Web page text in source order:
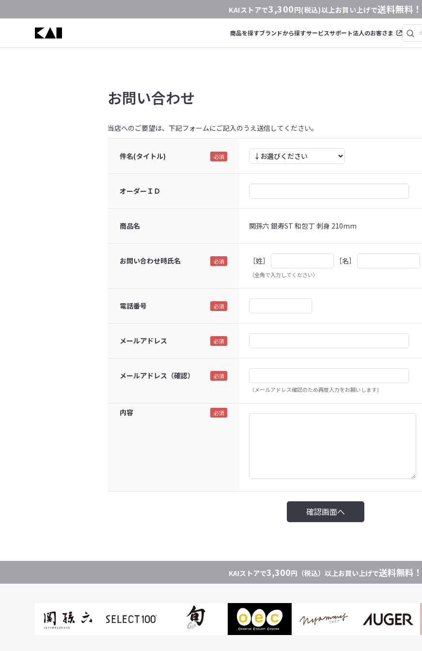
KAIストアで3,300円(税込)以上お買い上げで送料無料！
商品を探すブランドから探すサービスサポート法人のお客さま
お問い合わせ
当店へのご要望は、下記フォームにご記入のうえ送信してください。
件名(タイトル)
オーダーＩＤ
商品名 関孫六 銀寿ST 和包丁 刺身 210mm
お問い合わせ時氏名 ［姓］ ［名］
（全角で入力してください）
電話番号
メールアドレス
メールアドレス（確認）
（メールアドレス確認のため再度入力をお願いします)
内容
KAIストアで3,300円（税込）以上お買い上げで送料無料！